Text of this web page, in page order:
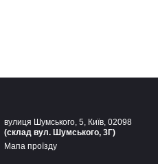
вулиця Шумського, 5, Київ, 02098
(склад вул. Шумського, 3Г)
Мапа проїзду